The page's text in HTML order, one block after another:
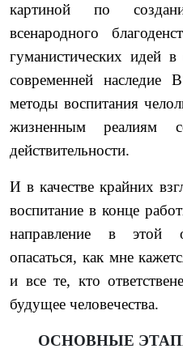
картиной по
всенародного
гуманистических идей
современней наследие
методы воспитания
жизненным реалиям
действительности.
И в качестве крайних
воспитание в конце
направление в этой
опасаться, как мне
и все те, кто
будущее человечества.
ОСНОВНЫЕ